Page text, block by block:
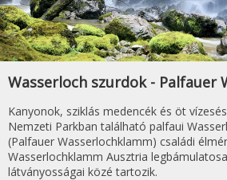
Wasserloch szurdok - Palfauer
Kanyonok, sziklás medencék és öt
Nemzeti Parkban található palfaui
(Palfauer Wasserlochklamm) családi
Wasserlochklamm Ausztria
látványosságai közé tartozik.